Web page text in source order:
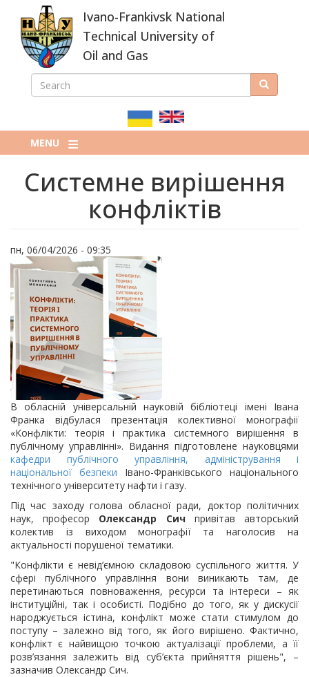
main
content
Ivano-Frankivsk National
Technical University of
Oil and Gas
ПОШУКОВА
SEARCH Search
MENU
Системне вирішення
конфліктів
пн, 06/04/2026 - 09:35
В обласній універсальній науковій бібліотеці імені Івана
Франка відбулася презентація колективної монографії
«Конфлікти: теорія і практика системного вирішення в
публічному управлінні». Видання підготовлене науковцями
кафедри публічного управління, адміністрування і
національної безпеки Івано-Франківського національного
технічного університету нафти і газу.
Під час заходу голова обласної ради, доктор політичних
наук, професор Олександр Сич привітав авторський
колектив із виходом монографії та наголосив на
актуальності порушеної тематики.
"Конфлікти є невід’ємною складовою суспільного життя. У
сфері публічного управління вони виникають там, де
перетинаються повноваження, ресурси та інтереси – як
інституційні, так і особисті. Подібно до того, як у дискусії
народжується істина, конфлікт може стати стимулом до
поступу – залежно від того, як його вирішено. Фактично,
конфлікт є найвищою точкою актуалізації проблеми, а її
розв’язання залежить від суб’єкта прийняття рішень", –
зазначив Олександр Сич.